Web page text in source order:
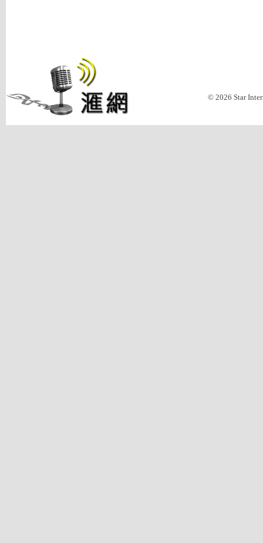
© 2026 Star